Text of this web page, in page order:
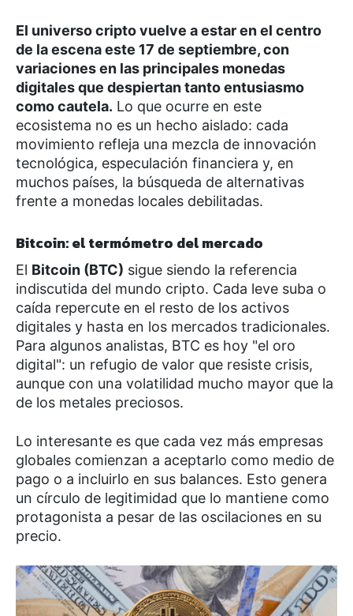
El universo cripto vuelve a estar en el centro
de la escena este 17 de septiembre, con
variaciones en las principales monedas
digitales que despiertan tanto entusiasmo
como cautela. Lo que ocurre en este
ecosistema no es un hecho aislado: cada
movimiento refleja una mezcla de innovación
tecnológica, especulación financiera y, en
muchos países, la búsqueda de alternativas
frente a monedas locales debilitadas.
Bitcoin: el termómetro del mercado
El Bitcoin (BTC) sigue siendo la referencia
indiscutida del mundo cripto. Cada leve suba o
caída repercute en el resto de los activos
digitales y hasta en los mercados tradicionales.
Para algunos analistas, BTC es hoy "el oro
digital": un refugio de valor que resiste crisis,
aunque con una volatilidad mucho mayor que la
de los metales preciosos.
Lo interesante es que cada vez más empresas
globales comienzan a aceptarlo como medio de
pago o a incluirlo en sus balances. Esto genera
un círculo de legitimidad que lo mantiene como
protagonista a pesar de las oscilaciones en su
precio.